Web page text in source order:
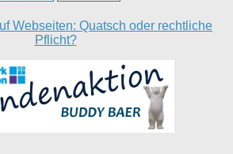
Webseiten: Quatsch oder rechtliche
Pflicht?